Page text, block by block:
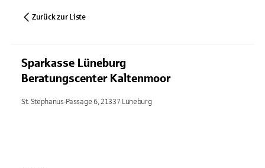
Zurück zur Liste
Sparkasse Lüneburg
Beratungscenter Kaltenmoor
St. Stephanus-Passage 6, 21337 Lüneburg